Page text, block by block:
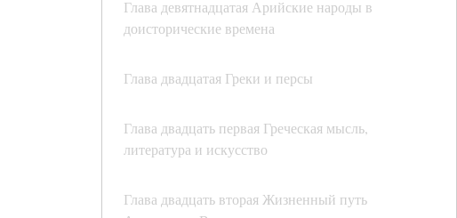
Глава девятнадцатая Арийские народы в
доисторические времена
Глава двадцатая Греки и персы
Глава двадцать первая Греческая мысль,
литература и искусство
Глава двадцать вторая Жизненный путь